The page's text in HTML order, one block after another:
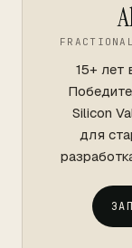
15+ лет
Silicon
для